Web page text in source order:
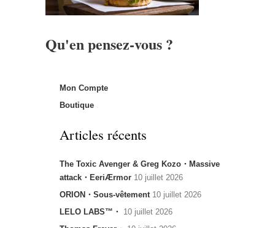
Qu'en pensez-vous ?
Mon Compte
Boutique
Articles récents
The Toxic Avenger & Greg Kozo・Massive
attack・EeriÆrmor 10 juillet 2026
ORION・Sous-vêtement 10 juillet 2026
LELO LABS™・ 10 juillet 2026